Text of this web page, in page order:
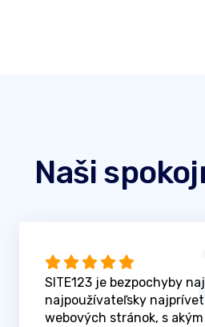
Naši
SITE123 je bezpochyby
najpoužívateľsky
webových stránok, s